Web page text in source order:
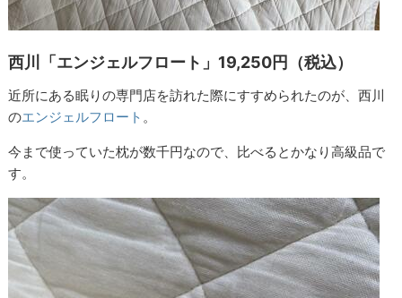
西川「エンジェルフロート」19,250円（税込）
近所にある眠りの専門店を訪れた際にすすめられたのが、西川
のエンジェルフロート 。
今まで使っていた枕が数千円なので、比べるとかなり高級品で
す。